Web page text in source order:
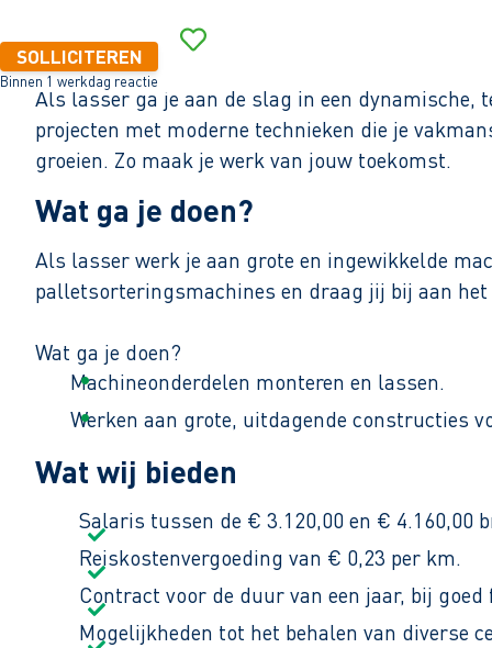
SOLLICITEREN
Binnen 1 werkdag reactie
Als lasser ga je aan de slag in een dynamische,
projecten met moderne technieken die je
groeien. Zo maak je werk van jouw toekomst.
Wat ga je doen?
Als lasser werk je aan grote en ingewikkelde
palletsorteringsmachines en draag jij bij aan het
Wat ga je doen?
Machineonderdelen monteren en lassen.
Werken aan grote, uitdagende constructies
Lasnaden controleren en zorgen dat alles
Wat wij bieden
Salaris tussen de € 3.120,00 en € 4.160,00
Reiskostenvergoeding van € 0,23 per km.
Contract voor de duur van een jaar, bij
Mogelijkheden tot het behalen van diverse